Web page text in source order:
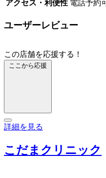
アクセス・利便性 電話予約可
ユーザーレビュー
この店舗を応援する！
ここから応援
詳細を見る
こだまクリニック